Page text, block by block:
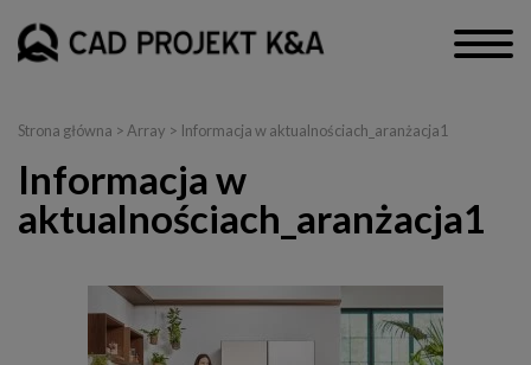
Strona główna > Array > Informacja w aktualnościach_aranżacja1
Informacja w
aktualnościach_aranżacja1